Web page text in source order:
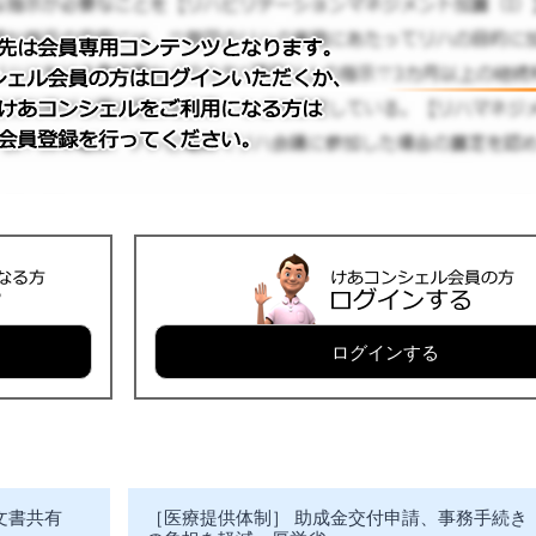
ログインする
書共有
［医療提供体制］ 助成金交付申請、事務手続き